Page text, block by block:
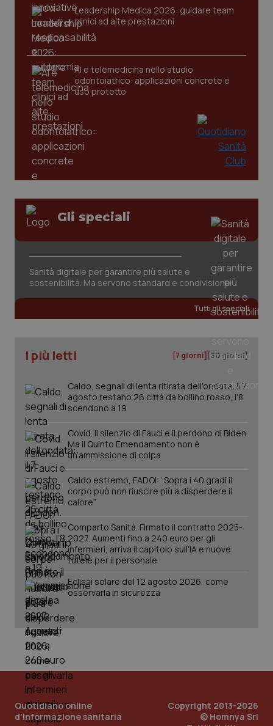
Leadership Medica 2026: guidare team
clinici ad alte prestazioni
AI e telemedicina nello studio
odontoiatrico: applicazioni concrete e
uso protetto
Gli speciali
Sanità digitale per garantire più salute e
sostenibilità. Ma servono standard e condivisione
Tutti gli speciali
I più letti [7 giorni] [30 giorni]
Caldo, segnali di lenta ritirata dell'ondata: il 7
agosto restano 26 città da bollino rosso, l'8
scendono a 19
Covid. Il silenzio di Fauci e il perdono di Biden.
Ma il Quinto Emendamento non è
un’ammissione di colpa
Caldo estremo, FADOI: “Sopra i 40 gradi il
corpo può non riuscire più a disperdere il
calore”
Comparto Sanità. Firmato il contratto 2025-
2027. Aumenti fino a 240 euro per gli
infermieri, arriva il capitolo sull'IA e nuove
tutele per il personale
Eclissi solare del 12 agosto 2026, come
osservarla in sicurezza
Quotidiano online
d'informazione sanitaria
Copyright 2013-2026
© Homnya Srl
tracking-sites-ironfish-
tracking-enable
www.quotidianosanita.it
tracking-sites-ironfish-
session-id
www.quotidianosanita.it
_ga
.quotidianosanita.it
PHPSESSID
_ga_KM60CM4NPH